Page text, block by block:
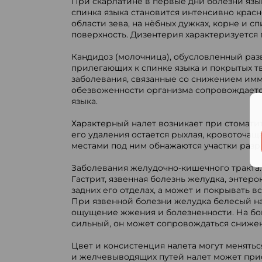
спинка языка становится интенсивно
области зева, на нёбных дужках, корне и
поверхность. Дизентерия
Кандидоз (молочница), обусловленный
прилегающих к спинке языка и покрытых
заболевания, связанные со снижением
обезвоженности организма
языка.
Характерный налет возникает при
его удаления остается рыхлая,
местами под ним обнажаются участки
Заболевания желудочно-кишечного тракта.
Гастрит, язвенная болезнь желудка,
задних его отделах, а может и покрывать
При язвенной болезни желудка белесый
ощущение жжения и болезненности. На
сильный, он может сопровождаться
Цвет и консистенция налета могут
и желчевыводящих путей налет может